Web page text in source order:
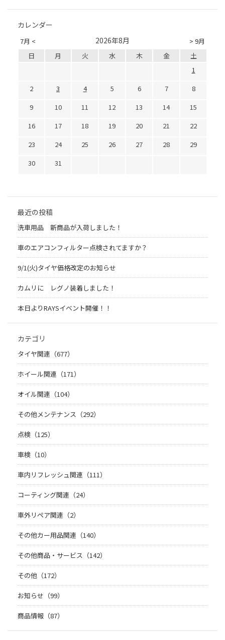
カレンダー
7月 < > 9月
2026年8月
日 月 火 水 木 金
土
1
2
3 4 5 6 7
8
9
10 11 12 13 14
15
16
17 18 19 20 21
22
23
24 25 26 27 28
29
30
31
最近の投稿
洗車用品 新商品が入荷しました！
車のエアコンフィルター点検されてますか？
9/1(火)タイヤ価格改定のお知らせ
カムリに レグノ装着しました！
本日よりRAYSイベント開催！！
カテゴリ
タイヤ関連（677）
ホイール関連（171）
オイル関連（104）
その他メンテナンス（292）
点検（125）
車検（10）
車内リフレッシュ関連（111）
コーティング関連（24）
車外リペア関連（2）
その他カー用品関連（140）
その他商品・サービス（142）
その他（172）
お知らせ（99）
商品情報（87）